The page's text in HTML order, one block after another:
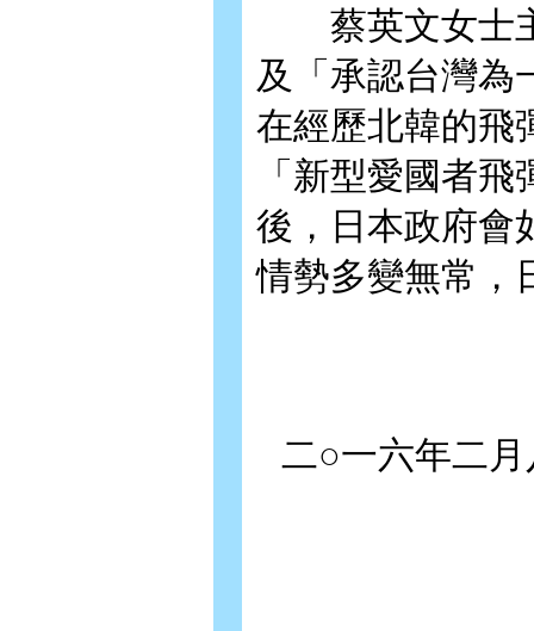
蔡英文女士主
及「承認台灣為
在經歷北韓的飛
「新型愛國者
後，日本政府會
情勢多變無常，
二○一六年二